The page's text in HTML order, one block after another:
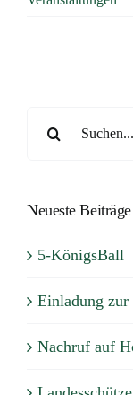
nach:
Neueste Beiträge
5-KönigsBall
Einladung zur
Nachruf auf